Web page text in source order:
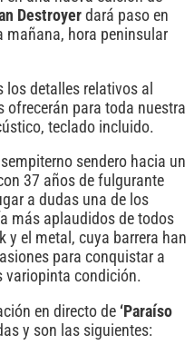
Destroyer dará paso en
mañana, hora peninsular
detalles relativos al
para toda nuestra
teclado incluido.
sendero hacia un
37 años de fulgurante
a dudas una de los
más aplaudidos de todos
y el metal, cuya barrera han
para conquistar a
variopinta condición.
en directo de ‘Paraíso
y son las siguientes: